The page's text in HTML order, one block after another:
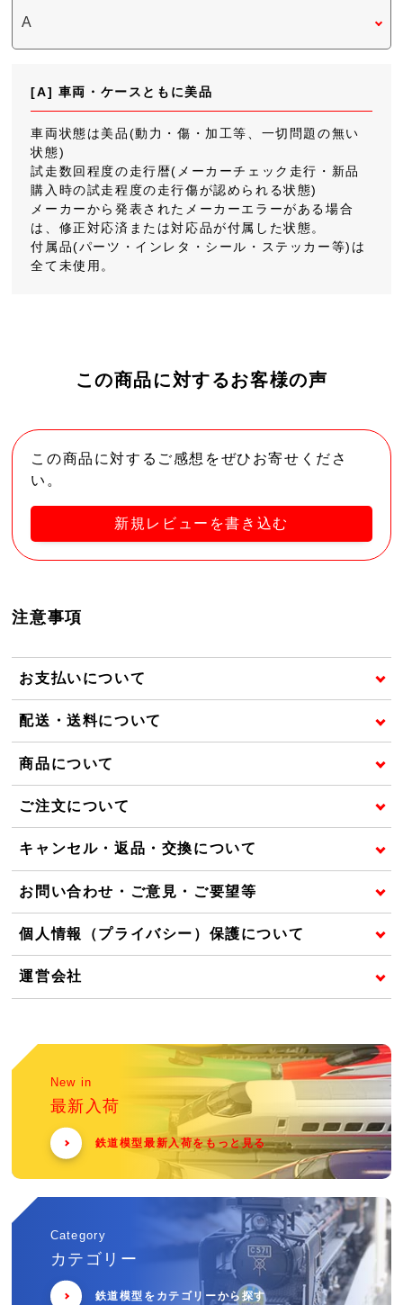
[A] 車両・ケースともに美品
車両状態は美品(動力・傷・加工等、一切問題の無い
状態)
試走数回程度の走行暦(メーカーチェック走行・新品
購入時の試走程度の走行傷が認められる状態)
メーカーから発表されたメーカーエラーがある場合
は、修正対応済または対応品が付属した状態。
付属品(パーツ・インレタ・シール・ステッカー等)は
全て未使用。
この商品に対するお客様の声
この商品に対するご感想をぜひお寄せくださ
い。
新規レビューを書き込む
注意事項
お支払いについて
配送・送料について
商品について
ご注文について
キャンセル・返品・交換について
お問い合わせ・ご意見・ご要望等
個人情報（プライバシー）保護について
運営会社
New in
最新入荷
鉄道模型最新入荷をもっと見る
Category
カテゴリー
鉄道模型をカテゴリーから探す